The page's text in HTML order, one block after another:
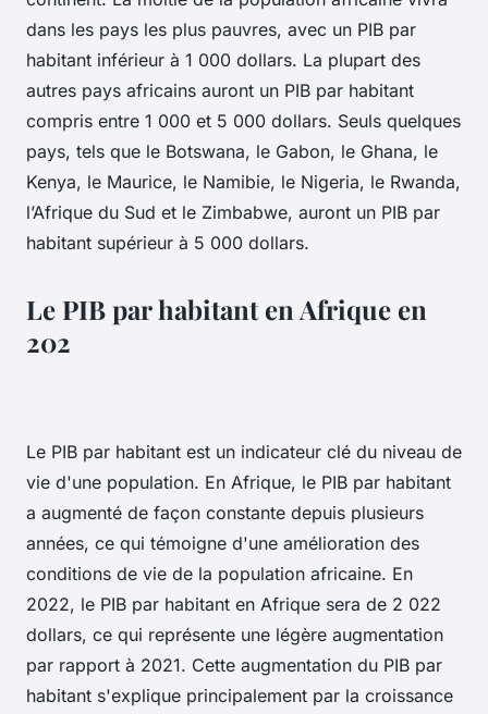
dans les pays les plus pauvres, avec un PIB par
habitant inférieur à 1 000 dollars. La plupart des
autres pays africains auront un PIB par habitant
compris entre 1 000 et 5 000 dollars. Seuls quelques
pays, tels que le Botswana, le Gabon, le Ghana, le
Kenya, le Maurice, le Namibie, le Nigeria, le Rwanda,
l’Afrique du Sud et le Zimbabwe, auront un PIB par
habitant supérieur à 5 000 dollars.
Le PIB par habitant en Afrique en
202
Le PIB par habitant est un indicateur clé du niveau de
vie d'une population. En Afrique, le PIB par habitant
a augmenté de façon constante depuis plusieurs
années, ce qui témoigne d'une amélioration des
conditions de vie de la population africaine. En
2022, le PIB par habitant en Afrique sera de 2 022
dollars, ce qui représente une légère augmentation
par rapport à 2021. Cette augmentation du PIB par
habitant s'explique principalement par la croissance